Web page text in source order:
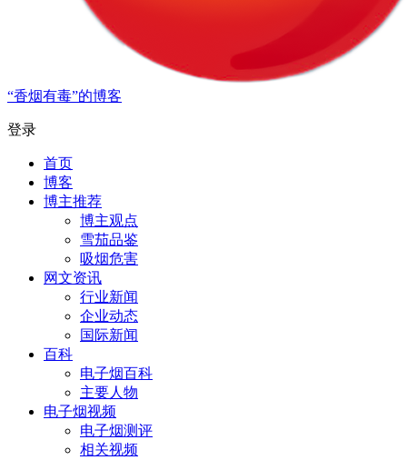
“香烟有毒”的博客
登录
首页
博客
博主推荐
博主观点
雪茄品鉴
吸烟危害
网文资讯
行业新闻
企业动态
国际新闻
百科
电子烟百科
主要人物
电子烟视频
电子烟测评
相关视频